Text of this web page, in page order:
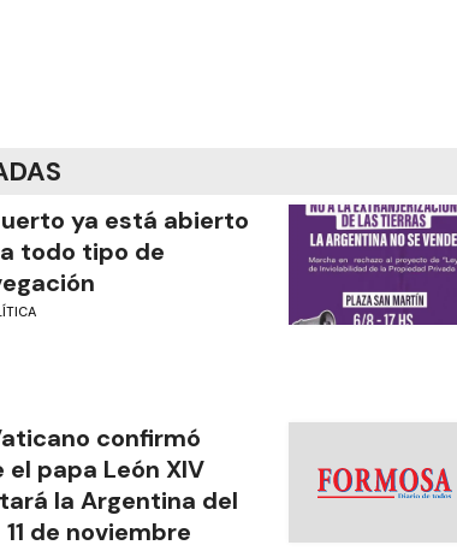
ya está abierto
todo tipo de
confirmó
el papa León XIV
la Argentina del
11 de noviembre